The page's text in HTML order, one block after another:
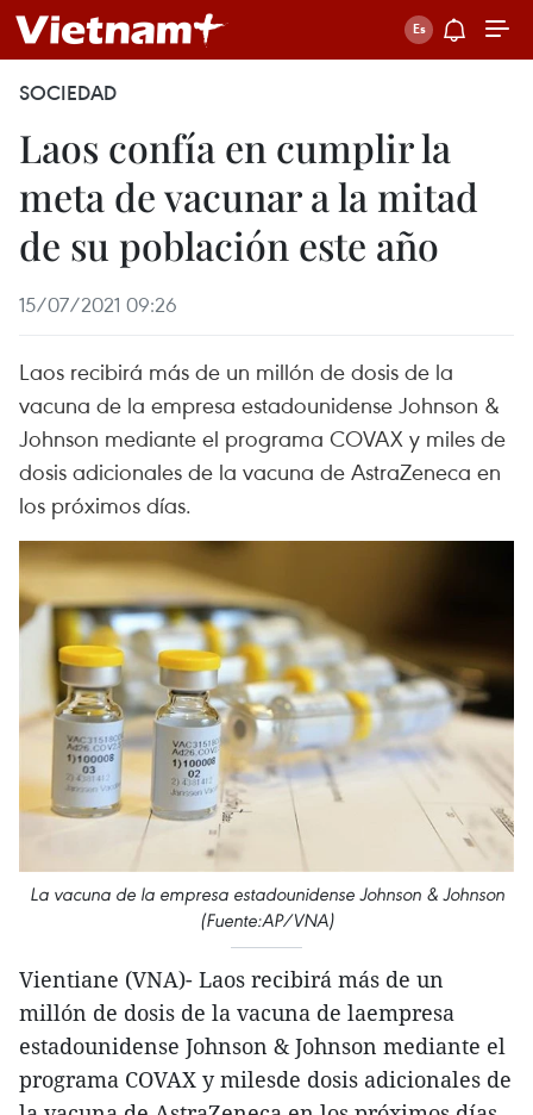
SOCIEDAD
Laos confía en cumplir la
meta de vacunar a la mitad
de su población este año
15/07/2021 09:26
Laos recibirá más de un millón de dosis de la
vacuna de la empresa estadounidense Johnson &
Johnson mediante el programa COVAX y miles de
dosis adicionales de la vacuna de AstraZeneca en
los próximos días.
La vacuna de la empresa estadounidense Johnson & Johnson
(Fuente:AP/VNA)
Vientiane (VNA)- Laos recibirá más de un
millón de dosis de la vacuna de laempresa
estadounidense Johnson & Johnson mediante el
programa COVAX y milesde dosis adicionales de